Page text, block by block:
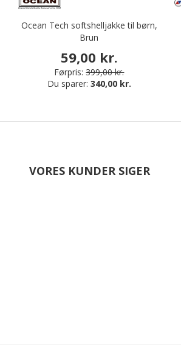
Ocean Tech softshelljakke til børn,
Brun
59,00 kr.
Førpris: 399,00 kr.
Du sparer: 340,00 kr.
VORES KUNDER SIGER